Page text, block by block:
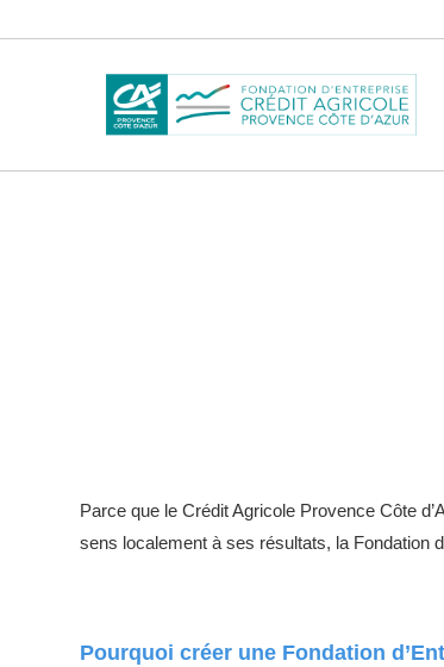
to
NOTRE CHARTE
Parce que le Crédit Agricole Provence Côte
sens localement à ses résultats, la Fondation
Pourquoi créer une Fondation